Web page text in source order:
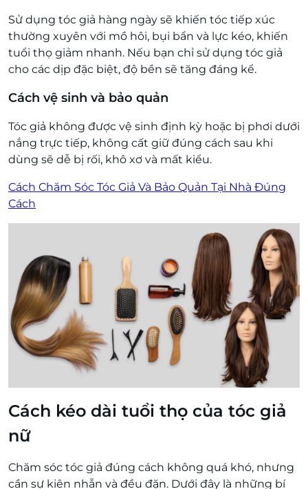
Sử dụng tóc giả hàng ngày sẽ khiến tóc tiếp xúc
thường xuyên với mồ hôi, bụi bẩn và lực kéo, khiến
tuổi thọ giảm nhanh. Nếu bạn chỉ sử dụng tóc giả
cho các dịp đặc biệt, độ bền sẽ tăng đáng kể.
Cách vệ sinh và bảo quản
Tóc giả không được vệ sinh định kỳ hoặc bị phơi dưới
nắng trực tiếp, không cất giữ đúng cách sau khi
dùng sẽ dễ bị rối, khô xơ và mất kiểu.
Cách Chăm Sóc Tóc Giả Và Bảo Quản Tại Nhà Đúng
Cách
Cách kéo dài tuổi thọ của tóc giả
nữ
Chăm sóc tóc giả đúng cách không quá khó, nhưng
cần sự kiên nhẫn và đều đặn. Dưới đây là những bí